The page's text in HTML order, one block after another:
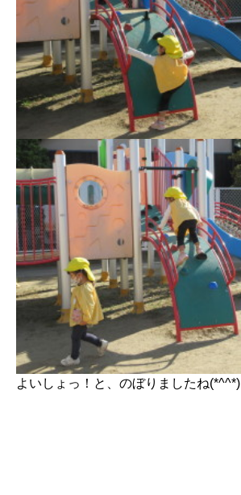
よいしょっ！と、のぼりましたね(*^^*)